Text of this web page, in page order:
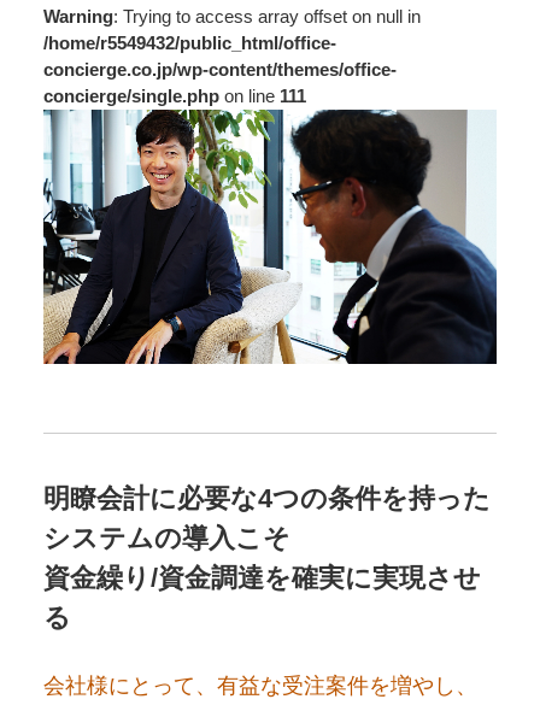
Warning: Trying to access array offset on null in
/home/r5549432/public_html/office-
concierge.co.jp/wp-content/themes/office-
concierge/single.phpon line 111
明瞭会計に必要な4つの条件を持った
システムの導入こそ
資金繰り/資金調達を確実に実現させ
る
会社様にとって、有益な受注案件を増やし、